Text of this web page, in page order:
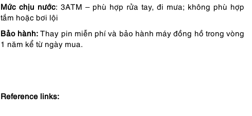
Mức chịu nước: 3ATM – phù hợp rửa tay, đi mưa; không phù hợp
tắm hoặc bơi lội
Bảo hành: Thay pin miễn phí và bảo hành máy đồng hồ trong vòng
1 năm kể từ ngày mua.
Reference links: